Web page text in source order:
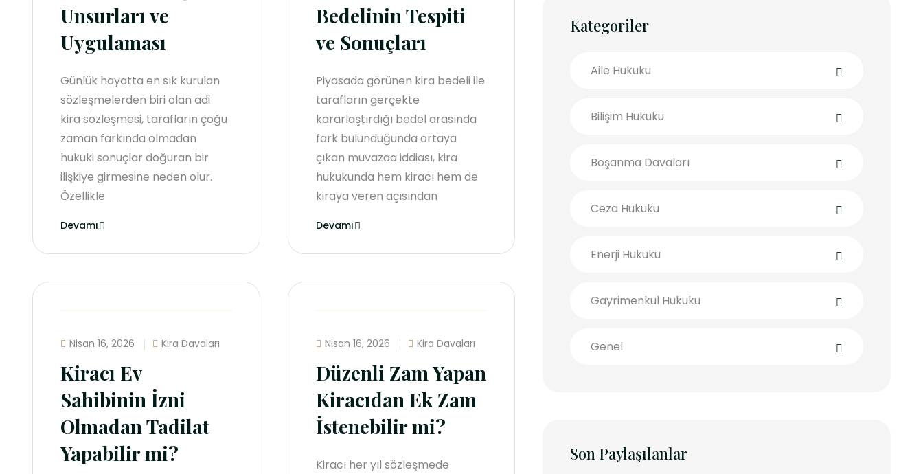
Unsurları ve
Uygulaması
Günlük hayatta en sık kurulan
sözleşmelerden biri olan adi
kira sözleşmesi, tarafların çoğu
zaman farkında olmadan
hukuki sonuçlar doğuran bir
ilişkiye girmesine neden olur.
Özellikle
Devamı
Bedelinin Tespiti
ve Sonuçları
Piyasada görünen kira bedeli ile
tarafların gerçekte
kararlaştırdığı bedel arasında
fark bulunduğunda ortaya
çıkan muvazaa iddiası, kira
hukukunda hem kiracı hem de
kiraya veren açısından
Devamı
Nisan 16, 2026 Kira Davaları
Kiracı Ev
Sahibinin İzni
Olmadan Tadilat
Yapabilir mi?
Nisan 16, 2026 Kira Davaları
Düzenli Zam Yapan
Kiracıdan Ek Zam
İstenebilir mi?
Kiracı her yıl sözleşmede
Kategoriler
Aile Hukuku
Bilişim Hukuku
Boşanma Davaları
Ceza Hukuku
Enerji Hukuku
Gayrimenkul Hukuku
Genel
Son Paylaşılanlar